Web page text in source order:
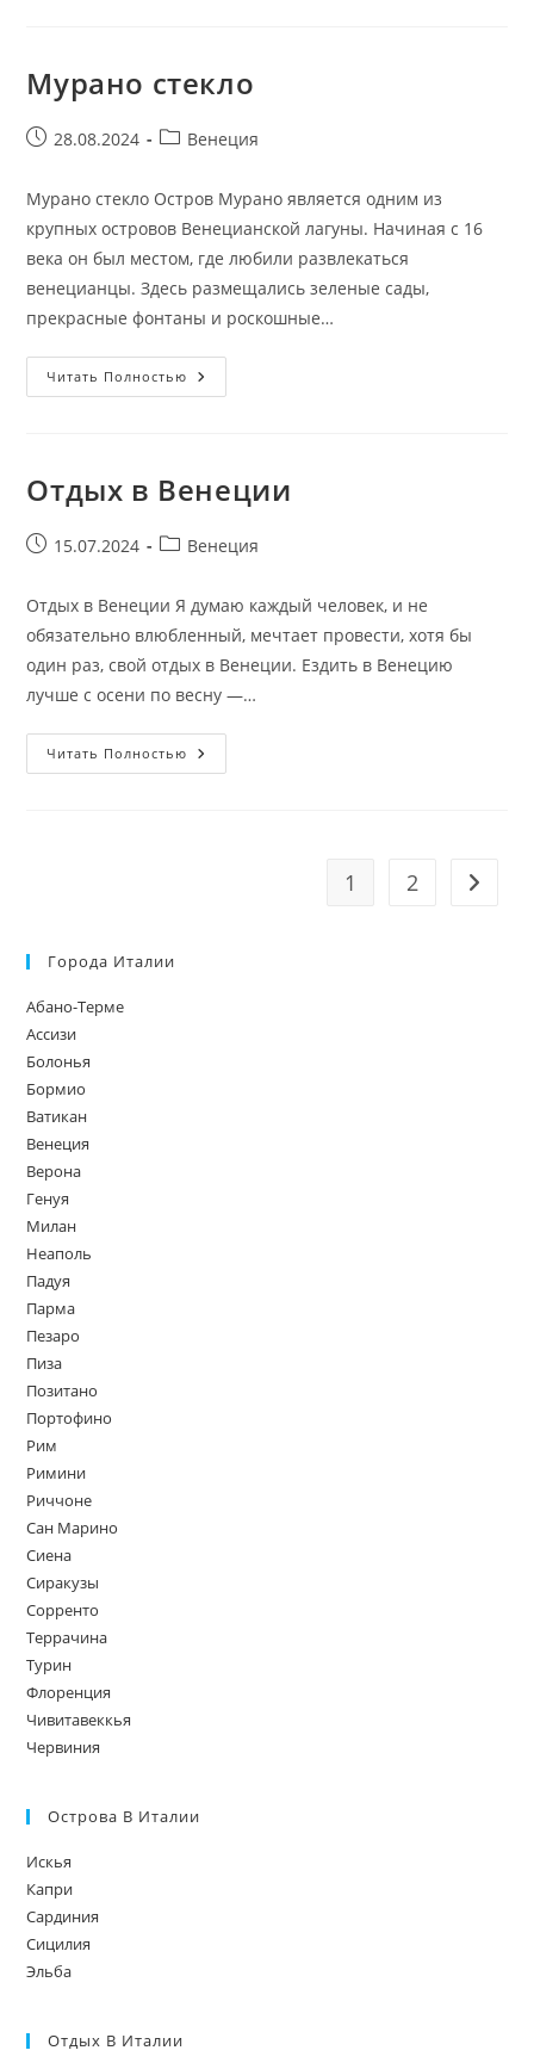
Мурано стекло
Запись28.08.2024
Рубрика
Венеция
Мурано стекло Остров Мурано является одним из
крупных островов Венецианской лагуны. Начиная с 16
века он был местом, где любили развлекаться
венецианцы. Здесь размещались зеленые сады,
прекрасные фонтаны и роскошные…
Читать Полностью Мурано
Стекло
Отдых в Венеции
Запись15.07.2024
Рубрика
Венеция
Отдых в Венеции Я думаю каждый человек, и не
обязательно влюбленный, мечтает провести, хотя бы
один раз, свой отдых в Венеции. Ездить в Венецию
лучше с осени по весну —…
Читать Полностью Отдых
В
1 2
Города Италии
Абано-Терме
Ассизи
Болонья
Бормио
Ватикан
Венеция
Верона
Генуя
Милан
Неаполь
Падуя
Парма
Пезаро
Пиза
Позитано
Портофино
Рим
Римини
Риччоне
Сан Марино
Сиена
Сиракузы
Сорренто
Террачина
Турин
Флоренция
Чивитавеккья
Червиния
Острова В Италии
Искья
Капри
Сардиния
Сицилия
Эльба
Отдых В Италии